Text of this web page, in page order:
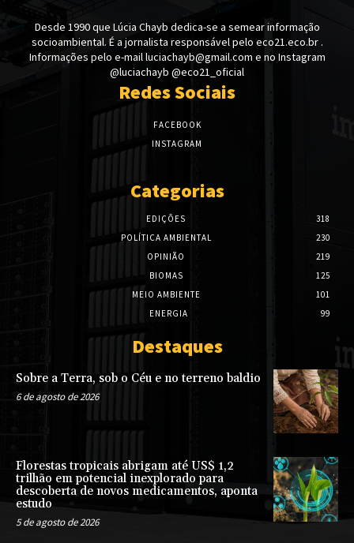
Desde 1990 que Lúcia Chayb dedica-se a semear informação
socioambiental. É a jornalista responsável pelo eco21.eco.br .
Informações pelo e-mail luciachayb@gmail.com e no Instagram
@luciachayb @eco21_oficial
Redes Sociais
FACEBOOK
INSTAGRAM
Categorias
EDIÇÕES
318
POLÍTICA AMBIENTAL
230
OPINIÃO
219
BIOMAS
125
MEIO AMBIENTE
101
ENERGIA
99
Destaques
Sobre a Terra, sob o Céu e no terreno baldio
6 de agosto de 2026
Florestas tropicais abrigam até US$ 1,2
trilhão em potencial inexplorado para
descoberta de novos medicamentos, aponta
estudo
5 de agosto de 2026